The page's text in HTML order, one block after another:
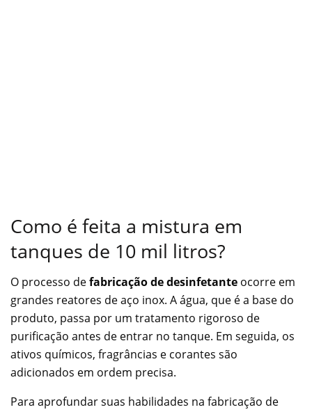
Como é feita a mistura em
tanques de 10 mil litros?
O processo defabricação de desinfetante ocorre em
grandes reatores de aço inox. A água, que é a base do
produto, passa por um tratamento rigoroso de
purificação antes de entrar no tanque. Em seguida, os
ativos químicos, fragrâncias e corantes são
adicionados em ordem precisa.
Para aprofundar suas habilidades na fabricação de